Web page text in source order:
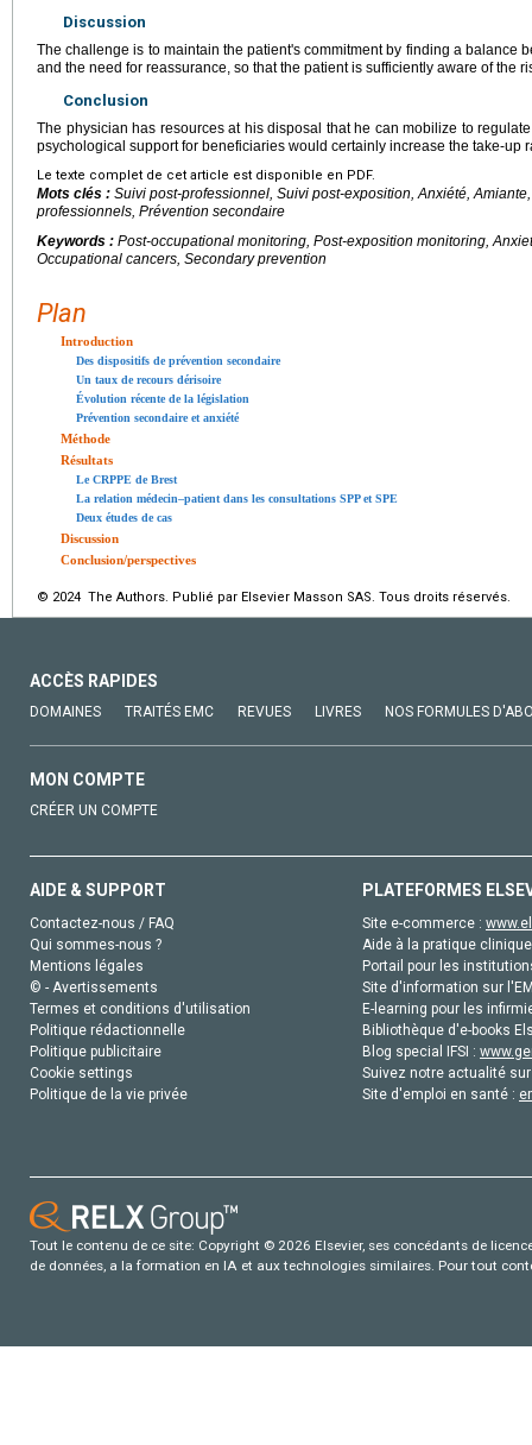
Discussion
The challenge is to maintain the patient's commitment by finding a balance
and the need for reassurance, so that the patient is sufficiently aware of the
Conclusion
The physician has resources at his disposal that he can mobilize to
psychological support for beneficiaries would certainly increase the take-up
Le texte complet de cet article est disponible en PDF.
Mots clés : Suivi post-professionnel, Suivi post-exposition, Anxiété,
professionnels, Prévention secondaire
Keywords : Post-occupational monitoring, Post-exposition monitoring,
Occupational cancers, Secondary prevention
Plan
Introduction
Des dispositifs de prévention secondaire
Un taux de recours dérisoire
Évolution récente de la législation
Prévention secondaire et anxiété
Méthode
Résultats
Le CRPPE de Brest
La relation médecin–patient dans les consultations SPP et SPE
Deux études de cas
Discussion
Conclusion/perspectives
© 2024 The Authors. Publié par Elsevier Masson SAS. Tous droits réservés.
ACCÈS RAPIDES
DOMAINES TRAITÉS EMC REVUES LIVRES NOS FORMULES
MON COMPTE
CRÉER UN COMPTE
AIDE & SUPPORT
Contactez-nous / FAQ
Qui sommes-nous ?
Mentions légales
© - Avertissements
Termes et conditions d'utilisation
Politique rédactionnelle
Politique publicitaire
Cookie settings
Politique de la vie privée
PLATEFORMES
Site e-commerce :
Aide à la pratique
Portail pour les
Site d'information sur
E-learning pour les
Bibliothèque d'e-books
Blog special IFSI :
Suivez notre actualité
Site d'emploi en santé :
Tout le contenu de ce site: Copyright © 2026 Elsevier, ses concédants de
de données, a la formation en IA et aux technologies similaires. Pour tout